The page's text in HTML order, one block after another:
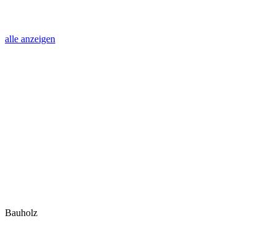
alle anzeigen
Bauholz